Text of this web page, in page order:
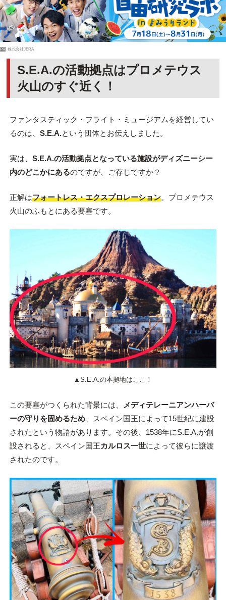
PR 株式会社JERA
S.E.A.の活動拠点はプロメテウス
火山のすぐ近く！
ファンタスティック・フライト・ミュージアムを経営してい
るのは、 S.E.A.という団体とお伝えしました。
実は、 S.E.A.の活動拠点となっている施設がディズニーシー
内のどこかにあるのですが、ご存じですか？
正解はフォートレス・エクスプロレーション。プロメテウス
火山のふもとにある要塞です。
▲S.E.A.の本拠地はここ！
この要塞がつくられた背景には、
メディテレーニアンハーバ
ーの守りを固めるため、スペイン国王によって15世紀に建設
されたという物語があります。その後、1538年にS.E.A.が創
設されると、スペイン国王カルロス一世によって彼らに譲渡
されたのです。